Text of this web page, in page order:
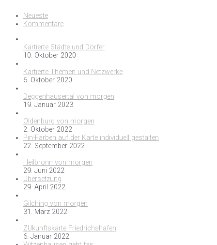
Neueste
Kommentare
Kartierte Städte und Dörfer
10. Oktober 2020
Kartierte Themen und Netzwerke
6. Oktober 2020
Deggenhausertal von morgen
19. Januar 2023
Oldenburg von morgen
2. Oktober 2022
Pin-Farben auf der Karte individuell gestalten
22. September 2022
Heilbronn von morgen
29. Juni 2022
Übersetzung
29. April 2022
Gilching von morgen
31. März 2022
ZUkunftskarte Friedrichshafen
6. Januar 2022